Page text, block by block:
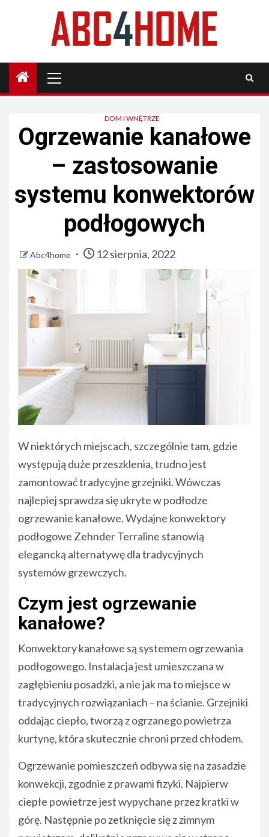
Menu
DOM I WNĘTRZE
Ogrzewanie kanałowe
– zastosowanie
systemu konwektorów
podłogowych
Abc4home 12 sierpnia, 2022
W niektórych miejscach, szczególnie tam, gdzie
występują duże przeszklenia, trudno jest
zamontować tradycyjne grzejniki. Wówczas
najlepiej sprawdza się ukryte w podłodze
ogrzewanie kanałowe. Wydajne konwektory
podłogowe Zehnder Terraline stanowią
elegancką alternatywę dla tradycyjnych
systemów grzewczych.
Czym jest ogrzewanie
kanałowe?
Konwektory kanałowe są systemem ogrzewania
podłogowego. Instalacja jest umieszczana w
zagłębieniu posadzki, a nie jak ma to miejsce w
tradycyjnych rozwiązaniach – na ścianie. Grzejniki
oddając ciepło, tworzą z ogrzanego powietrza
kurtynę, która skutecznie chroni przed chłodem.
Ogrzewanie pomieszczeń odbywa się na zasadzie
konwekcji, zgodnie z prawami fizyki. Najpierw
ciepłe powietrze jest wypychane przez kratki w
górę. Następnie po zetknięcie się z zimnym